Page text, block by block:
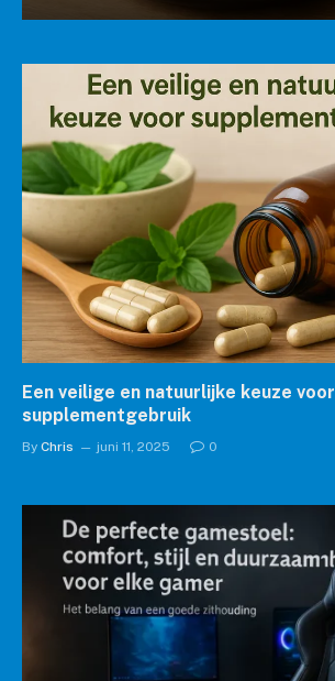
Een veilige en natuurlijke keuze voor
supplementgebruik
By Chris juni 11, 2025 0